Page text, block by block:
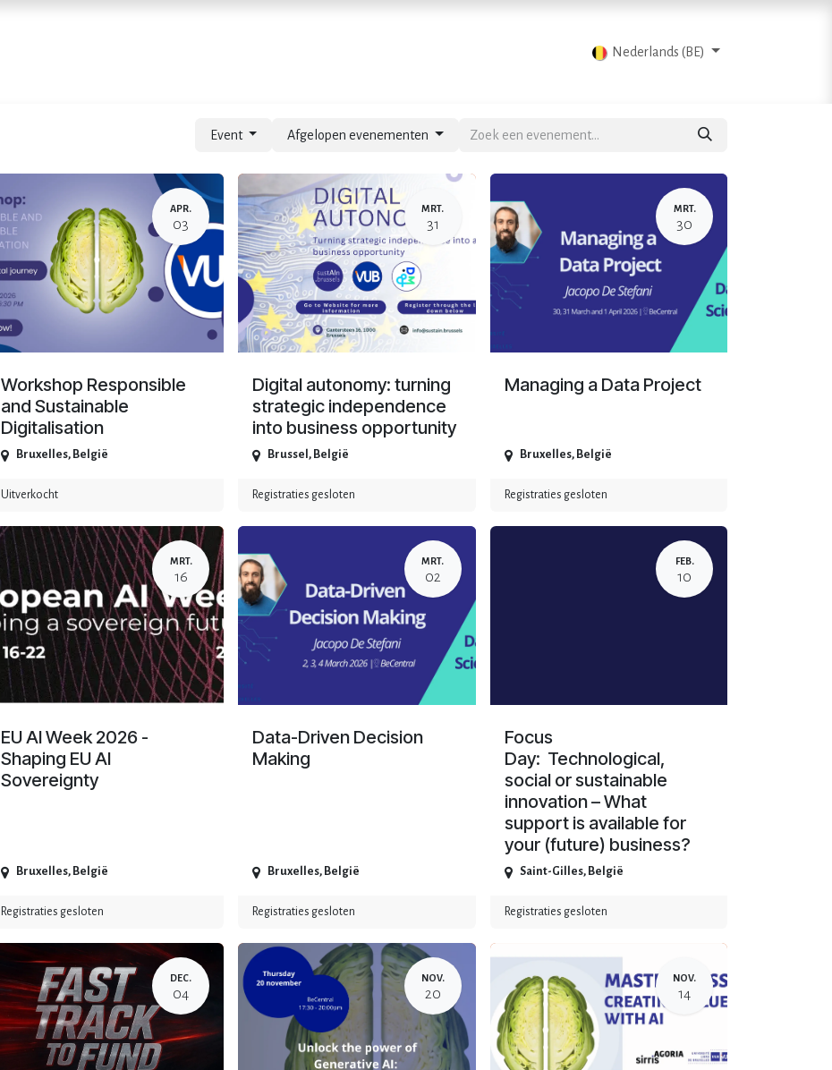
Nederlands (BE)
Event Afgelopen evenementen
APR.
03
Workshop Responsible
and Sustainable
Digitalisation
Bruxelles, België
Uitverkocht
MRT.
31
Digital autonomy: turning
strategic independence
into business opportunity
Brussel , België
Registraties gesloten
MRT.
30
Managing a Data Project
Bruxelles, België
Registraties gesloten
MRT.
16
EU AI Week 2026 -
Shaping EU AI
Sovereignty
Bruxelles, België
Registraties gesloten
MRT.
02
Data-Driven Decision
Making
Bruxelles, België
Registraties gesloten
FEB.
10
Focus
Day: Technological,
social or sustainable
innovation – What
support is available for
your (future) business?
Saint-Gilles, België
Registraties gesloten
DEC.
04
NOV.
20
NOV.
14